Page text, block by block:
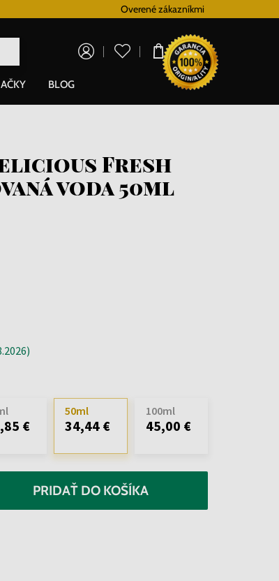
zadarmo pre všetky hodinky od 80€Overené zákazníkmi
0,00 €
BLOG
Fresh
voda 50ml
€
50ml
34,44 €
100ml
45,00 €
PRIDAŤ DO KOŠÍKA